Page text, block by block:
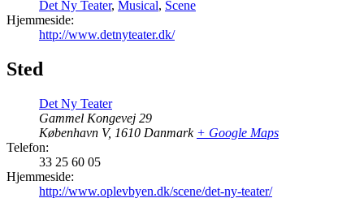
Det Ny Teater, Musical, Scene
Hjemmeside:
http://www.detnyteater.dk/
Sted
Det Ny Teater
Gammel Kongevej 29
København V, 1610 Danmark + Google Maps
Telefon:
33 25 60 05
Hjemmeside:
http://www.oplevbyen.dk/scene/det-ny-teater/